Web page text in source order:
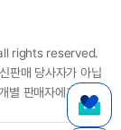
rights reserved.
판매 당사자가 아닙
별 판매자에게 있습